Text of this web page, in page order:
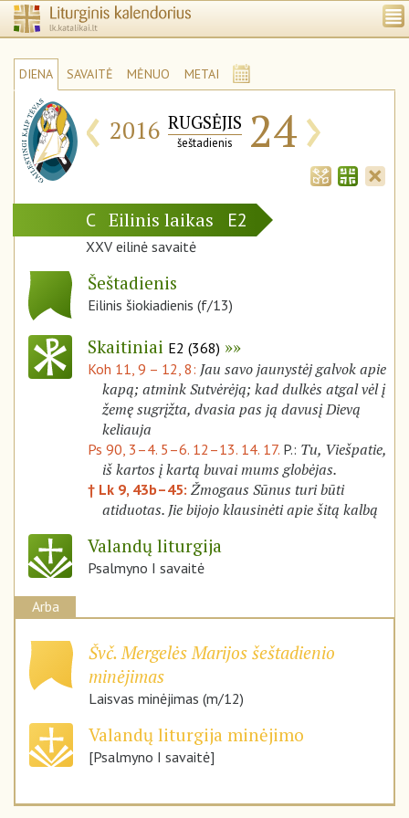
DIENA SAVAITĖ MĖNUO METAI
‹ 2016 RUGSĖJIS
šeštadienis 24›
C Eilinis laikas E2
XXV eilinė savaitė
Šeštadienis
Eilinis šiokiadienis (f/13)
Skaitiniai E2 (368)
Koh 11, 9 – 12, 8: Jau savo jaunystėj galvok apie
kapą; atmink Sutvėrėją; kad dulkės atgal vėl į
žemę sugrįžta, dvasia pas ją davusį Dievą
keliauja
Ps 90, 3–4. 5–6. 12–13. 14. 17. P.: Tu, Viešpatie,
iš kartos į kartą buvai mums globėjas.
† Lk 9, 43b–45: Žmogaus Sūnus turi būti
atiduotas. Jie bijojo klausinėti apie šitą kalbą
Valandų liturgija
Psalmyno I savaitė
Arba
Švč. Mergelės Marijos šeštadienio
minėjimas
Laisvas minėjimas (m/12)
Valandų liturgija minėjimo
[Psalmyno I savaitė]